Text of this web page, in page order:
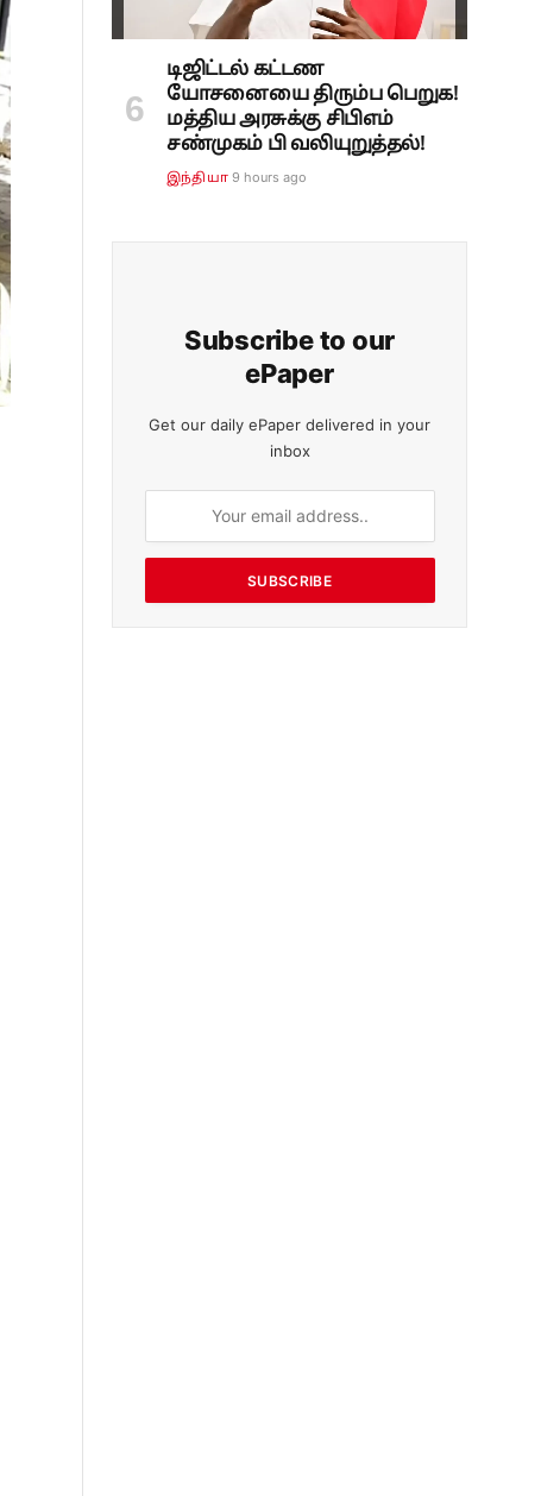
டிஜிட்டல் கட்டண
யோசனையை திரும்ப பெறுக!
மத்திய அரசுக்கு சிபிஎம்
சண்முகம் பி வலியுறுத்தல்!
இந்தியா 9 hours ago
Subscribe to our
ePaper
Get our daily ePaper delivered in your
inbox
SUBSCRIBE